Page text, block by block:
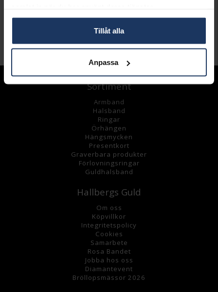
Tillåt alla
Anpassa
Andra köpte även
Sortiment
Armband
Halsband
Ringar
Örhängen
Hängsmycken
Presentkort
Graverbara produkter
Förlovningsringar
Guldhalsband
Hallbergs Guld
Om oss
Köpvillkor
Integritetspolicy
Cookies
Samarbete
Rosa Bandet
Jobba hos oss
Diamantevent
Bröllopsmässor 2026